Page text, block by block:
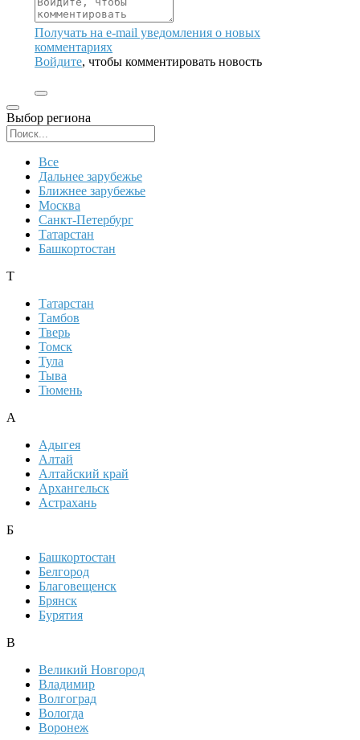
Получать на e‑mail уведомления о новых
комментариях
Войдите, чтобы комментировать новость
Выбор региона
Все
Дальнее зарубежье
Ближнее зарубежье
Москва
Санкт-Петербург
Татарстан
Башкортостан
Т
Татарстан
Тамбов
Тверь
Томск
Тула
Тыва
Тюмень
А
Адыгея
Алтай
Алтайский край
Архангельск
Астрахань
Б
Башкортостан
Белгород
Благовещенск
Брянск
Бурятия
В
Великий Новгород
Владимир
Волгоград
Вологда
Воронеж